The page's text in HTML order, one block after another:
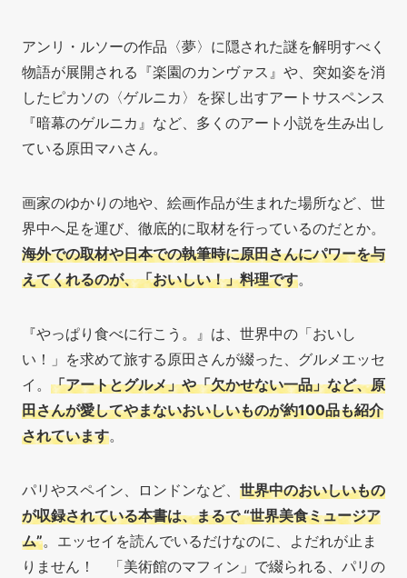
アンリ・ルソーの作品〈夢〉に隠された謎を解明すべく
物語が展開される『楽園のカンヴァス』や、突如姿を消
したピカソの〈ゲルニカ〉を探し出すアートサスペンス
『暗幕のゲルニカ』など、多くのアート小説を生み出し
ている原田マハさん。
画家のゆかりの地や、絵画作品が生まれた場所など、世
界中へ足を運び、徹底的に取材を行っているのだとか。
海外での取材や日本での執筆時に原田さんにパワーを与
えてくれるのが、「おいしい！」料理です。
『やっぱり食べに行こう。』は、世界中の「おいし
い！」を求めて旅する原田さんが綴った、グルメエッセ
イ。 「アートとグルメ」や「欠かせない一品」など、原
田さんが愛してやまないおいしいものが約100品も紹介
されています。
パリやスペイン、ロンドンなど、 世界中のおいしいもの
が収録されている本書は、まるで “世界美食ミュージア
ム”。エッセイを読んでいるだけなのに、よだれが止ま
りません！ 「美術館のマフィン」で綴られる、パリの